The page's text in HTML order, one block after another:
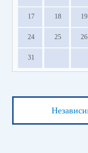
17 18 19
24 25 26
31